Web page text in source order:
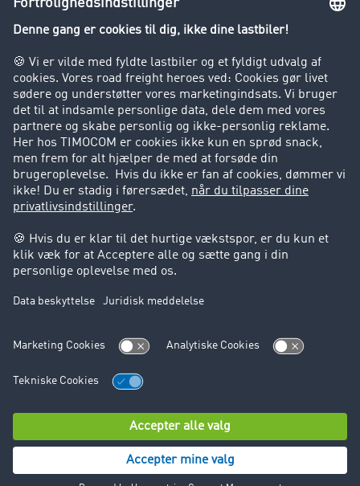
Kunder hverver kunder
Success Stories
Support
Support
Juridiske forhold
Kolofon
Brugerbetingelser
© TIMOCOM GmbH 2026. Alle rettigheder forbeholdt